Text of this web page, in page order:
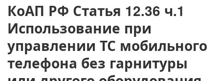
КоАП РФ Статья 12.36 ч.1
Использование при
управлении ТС мобильного
телефона без гарнитуры